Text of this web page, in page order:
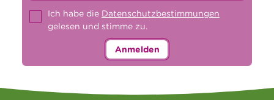
Ich habe die Datenschutzbestimmungen
gelesen und stimme zu.
Anmelden